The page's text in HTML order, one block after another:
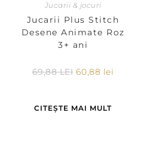
Jucarii & jocuri
Jucarii Plus Stitch
Desene Animate Roz
3+ ani
69,88LEI 60,88 lei
CITEȘTE MAI MULT